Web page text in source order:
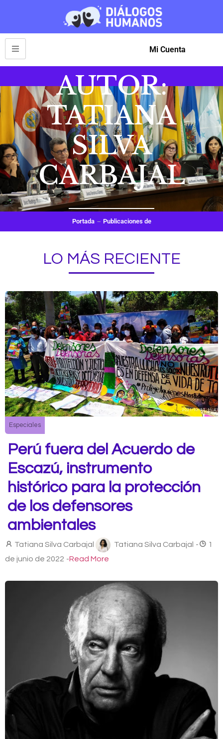
Mi Cuenta
AUTOR:
TATIANA
SILVA
CARBAJAL
Portada Publicaciones de
LO MÁS RECIENTE
Especiales
Perú fuera del Acuerdo de
Escazú, instrumento
histórico para la protección
de los defensores
ambientales
Tatiana Silva Carbajal Tatiana Silva Carbajal -
1
de junio de 2022 -Read More